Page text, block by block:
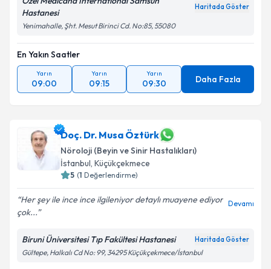
Hastanesi
Haritada Göster
Yenimahalle, Şht. Mesut Birinci Cd. No:85, 55080
En Yakın Saatler
Yarın
09:00
Yarın
09:15
Yarın
09:30 Daha Fazla
Doç. Dr. Musa Öztürk
Nöroloji (Beyin ve Sinir Hastalıkları)
İstanbul, Küçükçekmece
5 (1 Değerlendirme)
Her şey ile ince ince ilgileniyor detaylı muayene ediyor
çok...
Devamı
Biruni Üniversitesi Tıp Fakültesi Hastanesi Haritada Göster
Gültepe, Halkalı Cd No: 99, 34295 Küçükçekmece/İstanbul